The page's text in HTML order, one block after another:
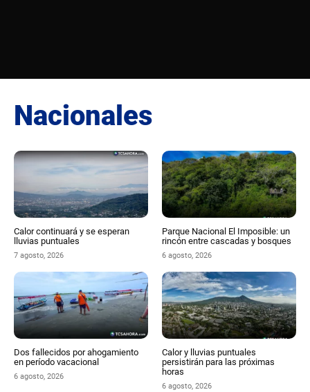
Nacionales
Calor continuará y se esperan
lluvias puntuales
7 agosto, 2026
Parque Nacional El Imposible: un
rincón entre cascadas y bosques
6 agosto, 2026
Dos fallecidos por ahogamiento
en período vacacional
6 agosto, 2026
Calor y lluvias puntuales
persistirán para las próximas
horas
6 agosto, 2026